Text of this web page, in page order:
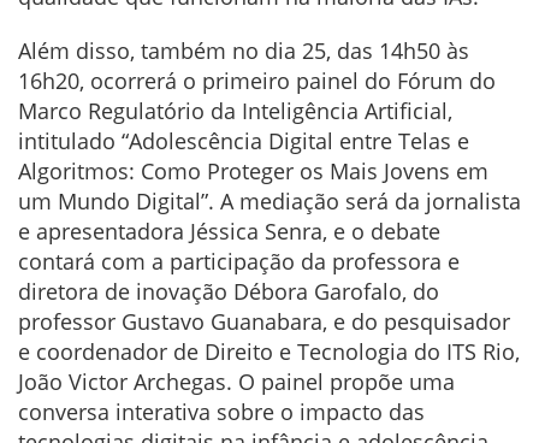
Além disso, também no dia 25, das 14h50 às
16h20, ocorrerá o primeiro painel do Fórum do
Marco Regulatório da Inteligência Artificial,
intitulado “Adolescência Digital entre Telas e
Algoritmos: Como Proteger os Mais Jovens em
um Mundo Digital”. A mediação será da jornalista
e apresentadora Jéssica Senra, e o debate
contará com a participação da professora e
diretora de inovação Débora Garofalo, do
professor Gustavo Guanabara, e do pesquisador
e coordenador de Direito e Tecnologia do ITS Rio,
João Victor Archegas. O painel propõe uma
conversa interativa sobre o impacto das